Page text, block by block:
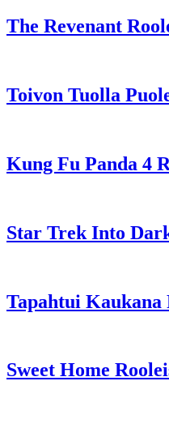
The Revenant
Toivon Tuolla
Kung Fu Panda 4
Star Trek Into
Tapahtui Kaukana
Sweet Home